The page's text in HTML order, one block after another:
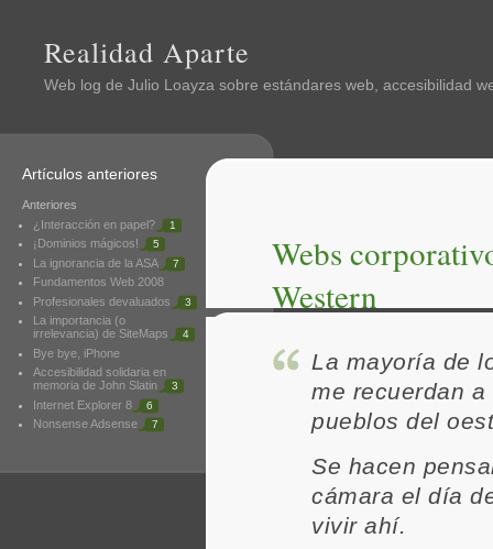
Realidad Aparte
Web log de Julio Loayza sobre estándares web, accesibilidad
Webs
Western
La mayoría de
me recuerdan
pueblos del
Se hacen
cámara el día
vivir ahí.
Artículos anteriores
Anteriores
¿Interacción en papel?
1
¡Dominios mágicos! 5
La ignorancia de la ASA 7
Fundamentos Web 2008
Profesionales devaluados
3
La importancia (o
irrelevancia) de SiteMaps
4
Bye bye, iPhone
Accesibilidad solidaria en
memoria de John Slatin
3
Internet Explorer 8 6
Nonsense Adsense 7